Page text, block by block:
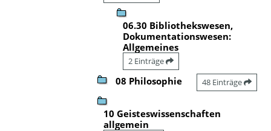
06.30 Bibliothekswesen,
Dokumentationswesen:
Allgemeines
2 Einträge
08 Philosophie 48 Einträge
10 Geisteswissenschaften
allgemein